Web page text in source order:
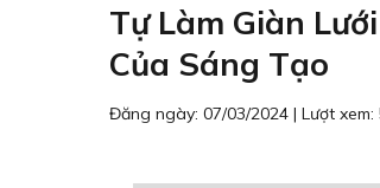
Tự Làm Giàn
Của Sáng Tạo
Đăng ngày: 07/03/2024 | Lượt xem: